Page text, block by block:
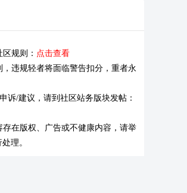
规则： 点击查看
，违规轻者将面临警告扣分，重者永
诉/建议，请到社区站务版块发帖：
存在版权、广告或不健康内容，请举
理。